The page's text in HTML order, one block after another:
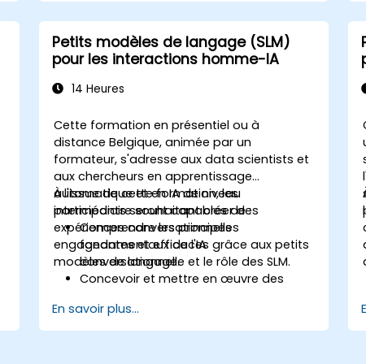
gestion urbaine.
Évaluer l'impact des SLM sur la
planification urbaine et les solutions de
villes intelligentes.
Petits modèles de langage (SLM)
pour les interactions homme-IA
14 Heures
Cette formation en présentiel ou à
distance Belgique, animée par un
formateur, s'adresse aux data scientists et
aux chercheurs en apprentissage
automatique et en IA de niveau
intermédiaire souhaitant créer des
expériences conversationnelles
engageantes et efficaces grâce aux petits
modèles de langage.
À l'issue de cette formation, les
participants seront capables de :
Comprendre les principes
fondamentaux de l'IA
conversationnelle et le rôle des SLM.
Concevoir et mettre en œuvre des
Développer et former des SLM pour des
applications interactives.
En savoir plus...